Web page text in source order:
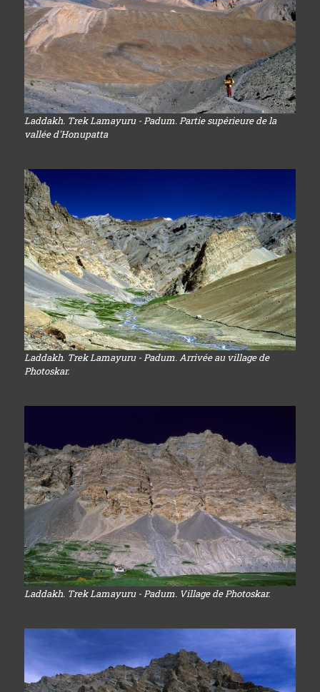
Laddakh. Trek Lamayuru - Padum. Partie supérieure de la
vallée d'Honupatta
Laddakh. Trek Lamayuru - Padum. Arrivée au village de
Photoskar.
Laddakh. Trek Lamayuru - Padum. Village de Photoskar.